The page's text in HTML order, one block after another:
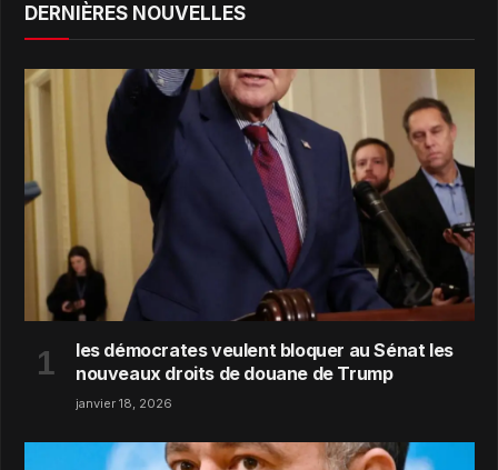
DERNIÈRES NOUVELLES
les démocrates veulent bloquer au Sénat les
nouveaux droits de douane de Trump
janvier 18, 2026